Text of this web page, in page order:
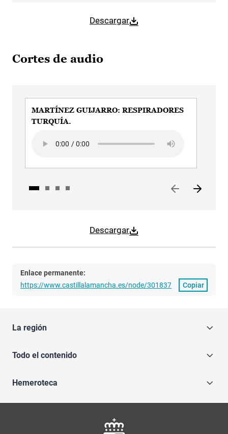
Descargar
Cortes de audio
Descargar
MARTÍNEZ GUIJARRO: RESPIRADORES
TURQUÍA.
Enlace permanente:
https://www.castillalamancha.es/node/301837
Copiar
La región
Todo el contenido
Hemeroteca